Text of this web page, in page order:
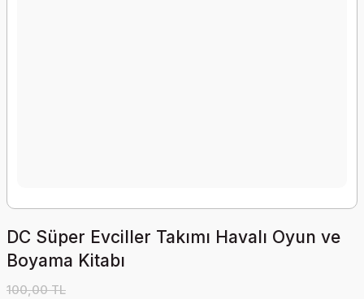
DC Süper Evciller Takımı Havalı Oyun ve
Boyama Kitabı
100,00 TL